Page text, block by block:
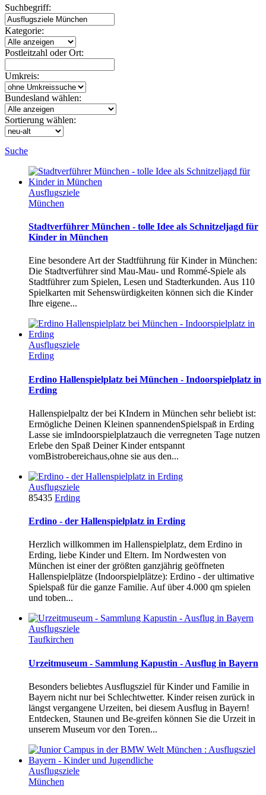
Suchbegriff:
Kategorie:
Postleitzahl oder Ort:
Umkreis:
Bundesland wählen:
Sortierung wählen:
Suche
Ausflugsziele
München
Stadtverführer München - tolle Idee als Schnitzeljagd für
Kinder in München
Eine besondere Art der Stadtführung für Kinder in München:
Die Stadtverführer sind Mau-Mau- und Rommé-Spiele als
Stadtführer zum Spielen, Lesen und Stadterkunden. Aus 110
Spielkarten mit Sehenswürdigkeiten können sich die Kinder
Ihre eigene...
Ausflugsziele
Erding
Erdino Hallenspielplatz bei München - Indoorspielplatz in
Erding
Hallenspielpaltz der bei KIndern in München sehr beliebt ist:
Ermögliche Deinen Kleinen spannendenSpielspaß in Erding
Lasse sie imIndoorspielplatzauch die verregneten Tage nutzen
Erlebe den Spaß Deiner Kinder entspannt
vomBistrobereichaus,ohne sie aus den...
Ausflugsziele
85435 Erding
Erdino - der Hallenspielplatz in Erding
Herzlich willkommen im Hallenspielplatz, dem Erdino in
Erding, liebe Kinder und Eltern. Im Nordwesten von
München ist einer der größten ganzjährig geöffneten
Hallenspielplätze (Indoorspielplätze): Erdino - der ultimative
Spielspaß für die ganze Familie. Auf über 4.000 qm spielen
und toben...
Ausflugsziele
Taufkirchen
Urzeitmuseum - Sammlung Kapustin - Ausflug in Bayern
Besonders beliebtes Ausflugsziel für Kinder und Familie in
Bayern nicht nur bei Schlechtwetter. Kinder reisen zurück in
längst vergangene Urzeiten, bei diesem Ausflug in Bayern!
Entdecken, Staunen und Be-greifen können Sie die Urzeit in
unserem Museum vor den Toren...
Ausflugsziele
München